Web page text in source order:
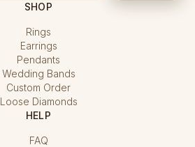
SHOP
Rings
Earrings
Pendants
Wedding Bands
Custom Order
Loose Diamonds
HELP
FAQ